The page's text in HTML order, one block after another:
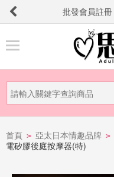
批發會員註冊
品
新
品
上
首頁 > 亞太日本情趣品牌 >
電矽膠後庭按摩器(特)